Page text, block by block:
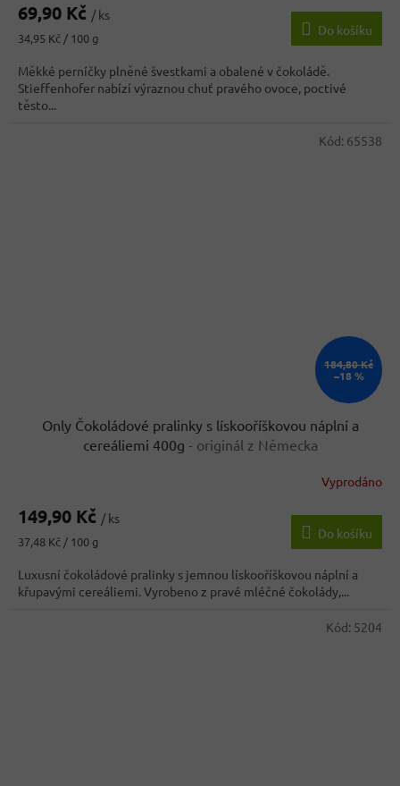
produktu
5,0
z
5
hvězdiček.
69,90 Kč / ks
Měrná
34,95 Kč / 100 g
Do košíku
Měkké perníčky plněné švestkami a obalené v čokoládě.
Stieffenhofer nabízí výraznou chuť pravého ovoce, poctivé
těsto...
184,80 Kč
–18 %
Only Čokoládové pralinky s lískooříškovou náplní a
cereáliemi 400g - originál z Německa
produktu
4,4
z
5
hvězdiček.
Vyprodáno
149,90 Kč / ks
Měrná
37,48 Kč / 100 g
Do košíku
Luxusní čokoládové pralinky s jemnou lískooříškovou náplní a
křupavými cereáliemi. Vyrobeno z pravé mléčné čokolády,...
Kód: 65538
Kód: 5204